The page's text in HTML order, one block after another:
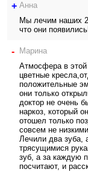
+ Анна
Мы лечим наших
что они
- Марина
Атмосфера в этой
цветные
положительные
они только
доктор не очень
наркоз, который
отошел только
совсем не
Лечили два зуба,
трясущимися
зуб, а за каждую
посчитают, и